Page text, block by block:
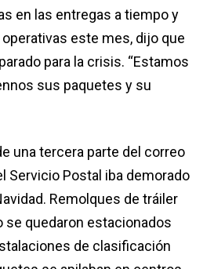
en las entregas a tiempo y
este mes, dijo que
para la crisis. “Estamos
sus paquetes y su
una tercera parte del correo
Servicio Postal iba demorado
Remolques de tráiler
se quedaron estacionados
de clasificación